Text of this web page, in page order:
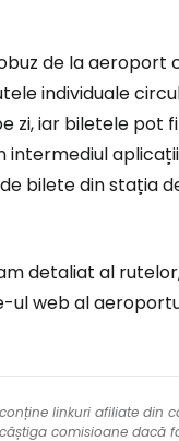
de la aeroport
individuale
zi, iar biletele pot
intermediul
bilete din stația
detaliat al
ul web al
linkuri afiliate din
comisioane dacă